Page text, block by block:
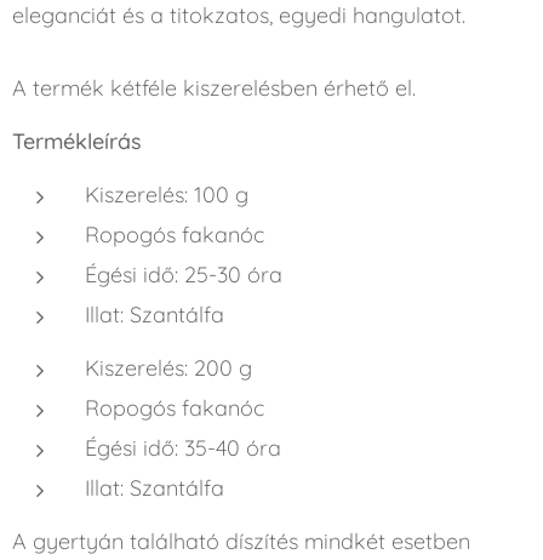
eleganciát és a titokzatos, egyedi hangulatot.
A termék kétféle kiszerelésben érhető el.
Termékleírás
Kiszerelés: 100 g
Ropogós fakanóc
Égési idő: 25-30 óra
Illat: Szantálfa
Kiszerelés: 200 g
Ropogós fakanóc
Égési idő: 35-40 óra
Illat: Szantálfa
A gyertyán található díszítés mindkét esetben